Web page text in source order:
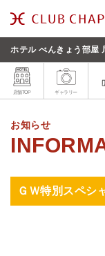
ホテル べんきょう部屋
店舗TOP ギャラリー
お知らせ
ＧＷ特別スペシ